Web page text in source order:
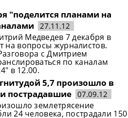
"поделится планами на
27.11.12
Медведев 7 декабря в
на вопросы журналистов.
с Дмитрием
по каналам
в 12.00.
5,7 произошло в
пострадавшие 07.09.12
землетрясение
24 человека, пострадали 150